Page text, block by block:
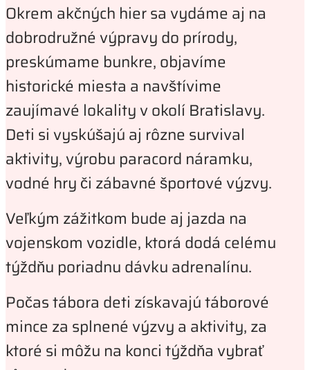
Okrem akčných hier sa vydáme aj na
dobrodružné výpravy do prírody,
preskúmame bunkre, objavíme
historické miesta a navštívime
zaujímavé lokality v okolí Bratislavy.
Deti si vyskúšajú aj rôzne survival
aktivity, výrobu paracord náramku,
vodné hry či zábavné športové výzvy.
Veľkým zážitkom bude aj jazda na
vojenskom vozidle, ktorá dodá celému
týždňu poriadnu dávku adrenalínu.
Počas tábora deti získavajú táborové
mince za splnené výzvy a aktivity, za
ktoré si môžu na konci týždňa vybrať